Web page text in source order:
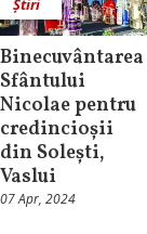
Știri
Binecuvântarea
Sfântului
Nicolae pentru
credincioșii
din Solești,
Vaslui
07 Apr, 2024